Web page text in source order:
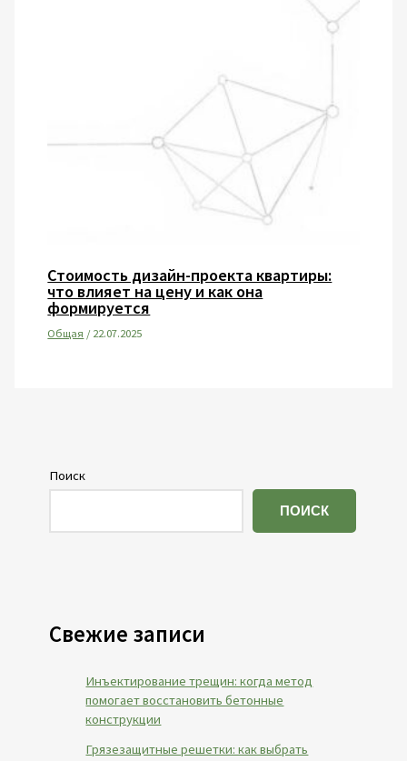
Стоимость дизайн-проекта квартиры:
что влияет на цену и как она
формируется
Общая /22.07.2025
Поиск
ПОИСК
Свежие записи
Инъектирование трещин: когда метод
помогает восстановить бетонные
конструкции
Грязезащитные решетки: как выбрать